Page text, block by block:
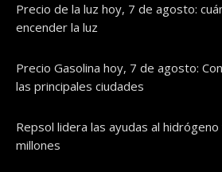
Precio de la luz hoy, 7 de agosto:
encender la luz
Precio Gasolina hoy, 7 de agosto:
las principales ciudades
Repsol lidera las ayudas al
millones